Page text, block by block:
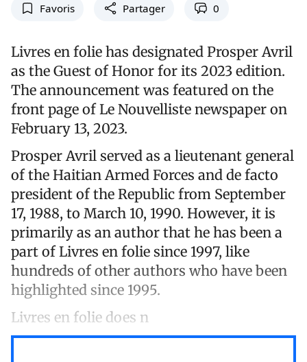
Favoris Partager 0
Livres en folie has designated Prosper Avril
as the Guest of Honor for its 2023 edition.
The announcement was featured on the
front page of Le Nouvelliste newspaper on
February 13, 2023.
Prosper Avril served as a lieutenant general
of the Haitian Armed Forces and de facto
president of the Republic from September
17, 1988, to March 10, 1990. However, it is
primarily as an author that he has been a
part of Livres en folie since 1997, like
hundreds of other authors who have been
highlighted since 1995.
Livres en folie does n